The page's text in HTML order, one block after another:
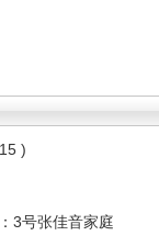
)
3号张佳音家庭